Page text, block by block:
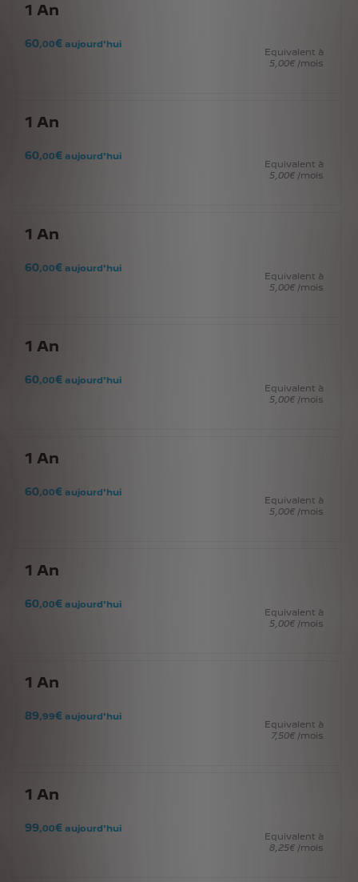
1 An
60,00€ aujourd'hui
Equivalent à
5,00€ /mois
1 An
60,00€ aujourd'hui
Equivalent à
5,00€ /mois
1 An
60,00€ aujourd'hui
Equivalent à
5,00€ /mois
1 An
60,00€ aujourd'hui
Equivalent à
5,00€ /mois
1 An
60,00€ aujourd'hui
Equivalent à
5,00€ /mois
1 An
60,00€ aujourd'hui
Equivalent à
5,00€ /mois
1 An
89,99€ aujourd'hui
Equivalent à
7,50€ /mois
1 An
99,00€ aujourd'hui
Equivalent à
8,25€ /mois